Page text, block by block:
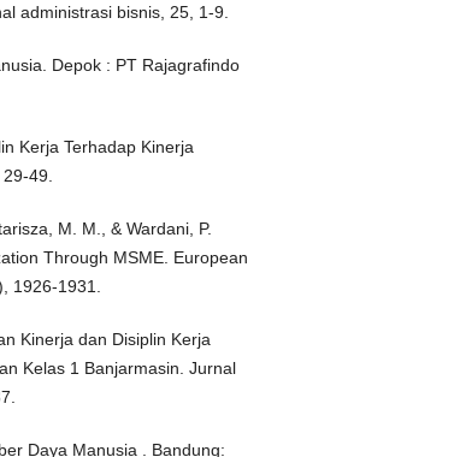
administrasi bisnis, 25, 1-9.
Depok : PT Rajagrafindo
Kerja Terhadap Kinerja
49.
M. M., & Wardani, P.
Through MSME. European
1926-1931.
Kinerja dan Disiplin Kerja
Kelas 1 Banjarmasin. Jurnal
Daya Manusia . Bandung: